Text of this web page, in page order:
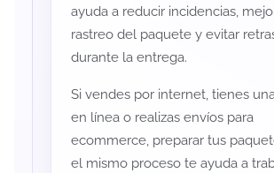
ayuda a reducir incidencias,
rastreo del paquete y evitar
durante la entrega.
Si vendes por internet, tienes
en línea o realizas envíos para
ecommerce, preparar tus
el mismo proceso te ayuda a